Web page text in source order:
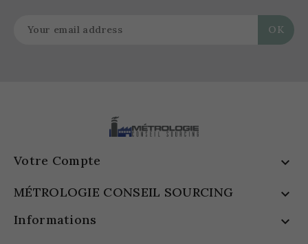
Votre Compte 
MÉTROLOGIE CONSEIL SOURCING 
Informations 